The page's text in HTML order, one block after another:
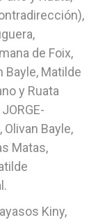
de Foix,
Bayle, Matilde
y Ruata
Olivan Bayle,
Matas,
Kiny,